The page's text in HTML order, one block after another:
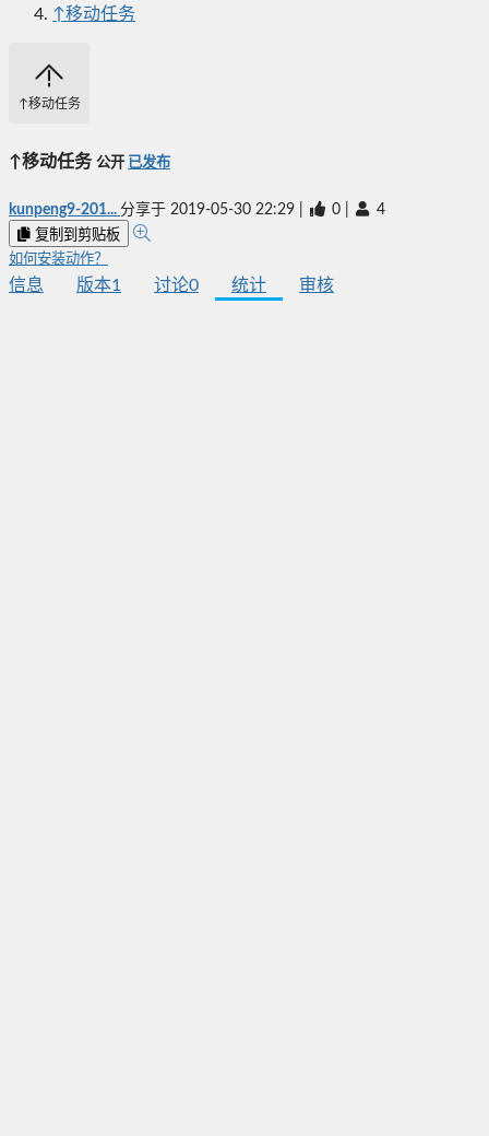
↑移动任务
↑移动任务
↑移动任务 公开 已发布
kunpeng9-201... 分享于 2019-05-30 22:29 0 4
复制到剪贴板
如何安装动作？
信息 版本1 讨论0 统计 审核